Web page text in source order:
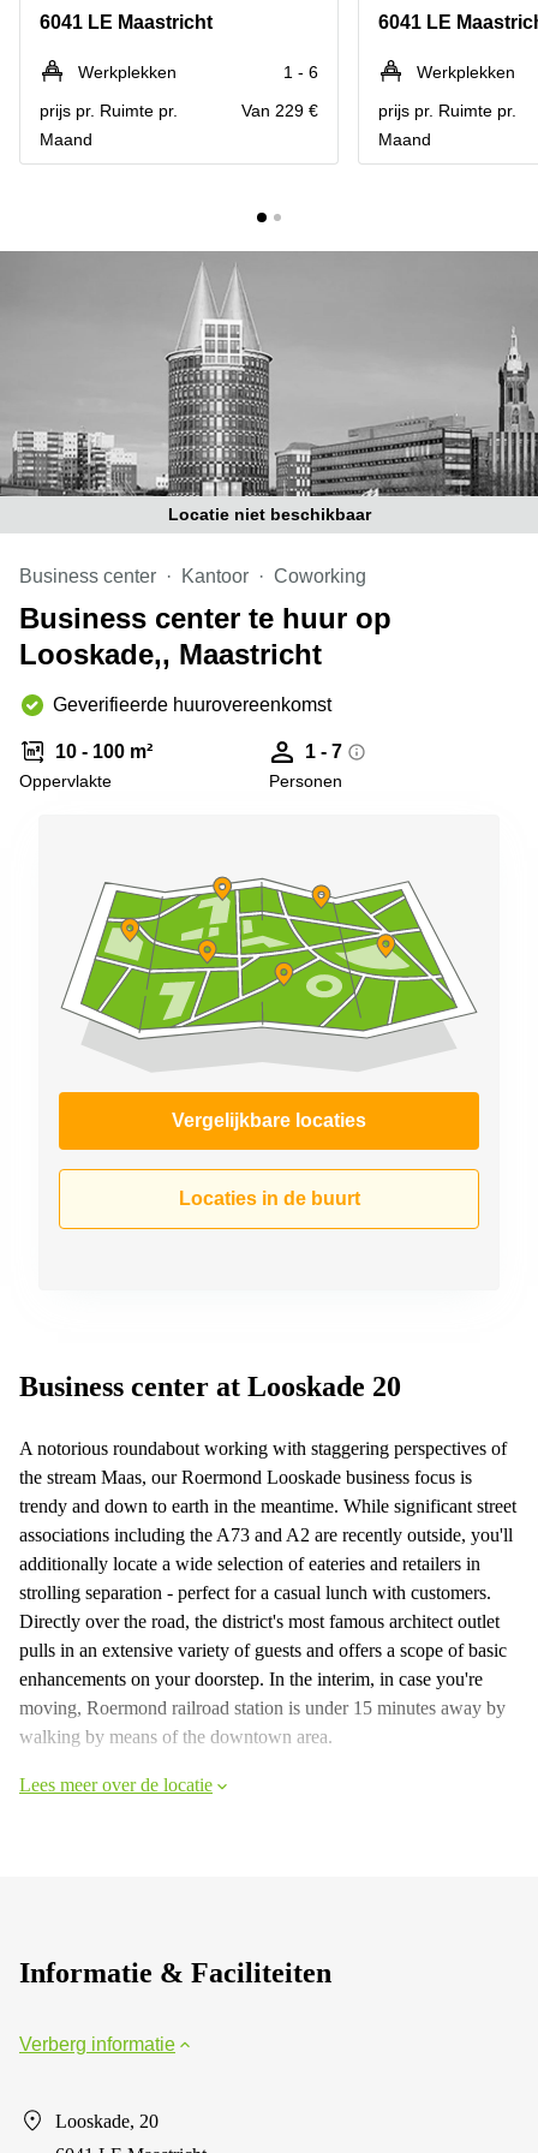
Hengelo
Hilversum
Hoofddorp
Deventer
Reeuwijk
Business
Arnhem
Coworking
space
Breda
Coworking
in Arnhem
Coworking
Hilversum
Coworking
space
Zwolle
Kantoor
Hengelo
Bedrijfsruimte
Huren in
Nijmegen
6041 LE Maastricht
Werkplekken
1 - 6
prijs pr. Ruimte pr.
Maand
Van 229 €
6041 LE
Werkplekken
prijs pr. Ruimte pr.
Maand
Locatie niet beschikbaar
Business center Kantoor Coworking
Business center te huur op
Looskade,, Maastricht
Geverifieerde huurovereenkomst
10 - 100 m²
Oppervlakte
1 - 7
Personen
Vergelijkbare locaties
Locaties in de buurt
Business center at Looskade 20
A notorious roundabout working with staggering perspectives of
the stream Maas, our Roermond Looskade business focus is
trendy and down to earth in the meantime. While significant street
associations including the A73 and A2 are recently outside, you'll
additionally locate a wide selection of eateries and retailers in
strolling separation - perfect for a casual lunch with customers.
Directly over the road, the district's most famous architect outlet
pulls in an extensive variety of guests and offers a scope of basic
enhancements on your doorstep. In the interim, in case you're
moving, Roermond railroad station is under 15 minutes away by
walking by means of the downtown area.
Lees meer over de locatie
Informatie & Faciliteiten
Verberg informatie
Looskade, 20